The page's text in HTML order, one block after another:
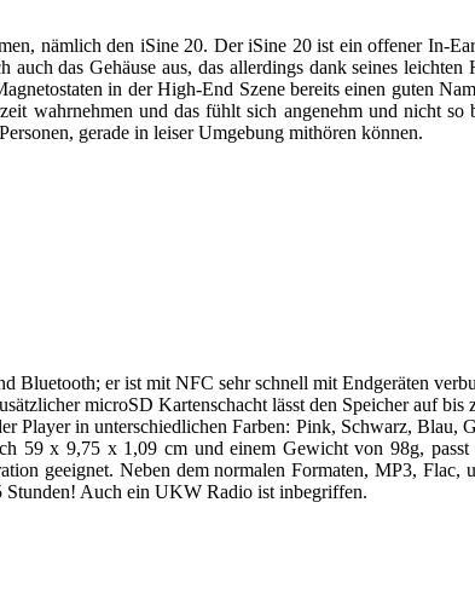
nämlich den iSine 20. Der iSine 20 ist ein offener In-
das Gehäuse aus, das allerdings dank seines leichten
in der High-End Szene bereits einen guten
wahrnehmen und das fühlt sich angenehm und nicht so
gerade in leiser Umgebung mithören können.
er ist mit NFC sehr schnell mit Endgeräten
microSD Kartenschacht lässt den Speicher auf bis
in unterschiedlichen Farben: Pink, Schwarz, Blau,
x 9,75 x 1,09 cm und einem Gewicht von 98g, passt
geeignet. Neben dem normalen Formaten, MP3, Flac,
Auch ein UKW Radio ist inbegriffen.